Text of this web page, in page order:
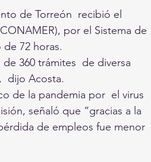
de Torreón  recibió el
por el Sistema de
72 horas.
360 trámites  de diversa
dijo Acosta.
de la pandemia por  el virus
señaló que “gracias a la
de empleos fue menor